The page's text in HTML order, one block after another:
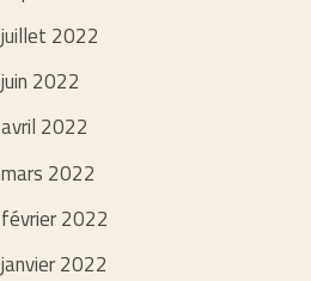
juillet 2022
juin 2022
avril 2022
mars 2022
février 2022
janvier 2022